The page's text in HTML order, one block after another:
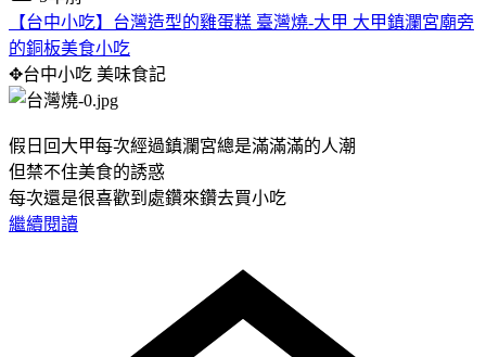
【台中小吃】台灣造型的雞蛋糕 臺灣燒-大甲 大甲鎮瀾宮廟旁
的銅板美食小吃
✥台中小吃 美味食記
假日回大甲每次經過鎮瀾宮總是滿滿滿的人潮
但禁不住美食的誘惑
每次還是很喜歡到處鑽來鑽去買小吃
繼續閱讀